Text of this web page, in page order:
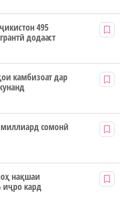
495
додааст
камбизоат дар
сомонӣ
нақшаи
иҷро кард